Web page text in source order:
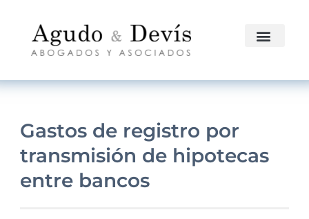
Gastos de registro por
transmisión de hipotecas
entre bancos